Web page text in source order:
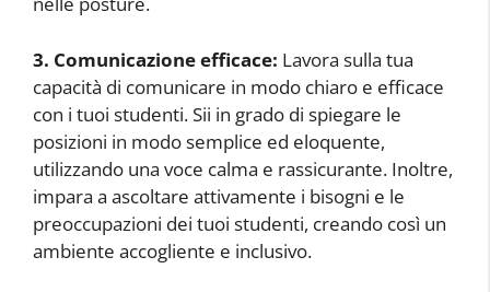
3. Comunicazione efficace: Lavora sulla tua
capacità di comunicare in modo chiaro e efficace
con i tuoi studenti. Sii in grado di spiegare le
posizioni in modo semplice ed eloquente,
utilizzando una voce calma e rassicurante. Inoltre,
impara a ascoltare attivamente i bisogni e le
preoccupazioni dei tuoi studenti, creando così un
ambiente accogliente e inclusivo.